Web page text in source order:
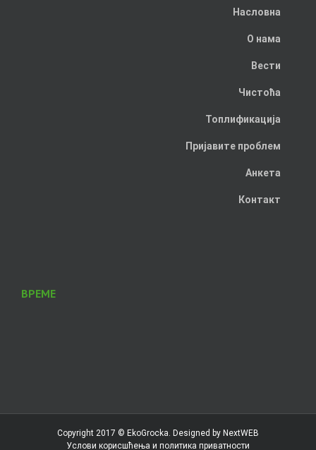
Насловна
О нама
Вести
Чистоћа
Топлификација
Пријавите проблем
Анкета
Контакт
ВРЕМЕ
Copyright 2017 © EkoGrocka. Designed by NextWEB
Услови корисшћења и политика приватности